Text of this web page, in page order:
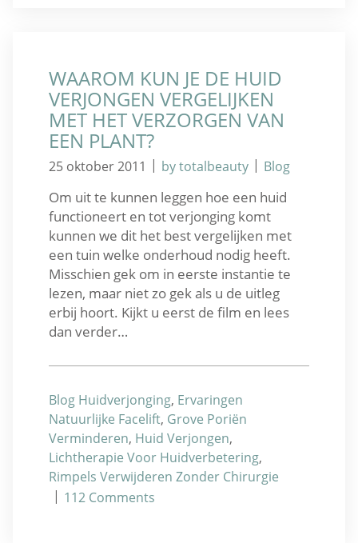
WAAROM KUN JE DE HUID
VERJONGEN VERGELIJKEN
MET HET VERZORGEN VAN
EEN PLANT?
25 oktober 2011 | by totalbeauty | Blog
Om uit te kunnen leggen hoe een huid
functioneert en tot verjonging komt
kunnen we dit het best vergelijken met
een tuin welke onderhoud nodig heeft.
Misschien gek om in eerste instantie te
lezen, maar niet zo gek als u de uitleg
erbij hoort. Kijkt u eerst de film en lees
dan verder…
Blog Huidverjonging, Ervaringen
Natuurlijke Facelift, Grove Poriën
Verminderen, Huid Verjongen,
Lichtherapie Voor Huidverbetering,
Rimpels Verwijderen Zonder Chirurgie
| 112 Comments